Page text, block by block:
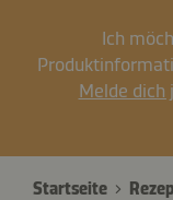
Ich
Melde
Startseite